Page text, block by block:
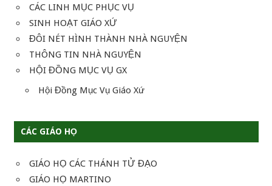
CÁC LINH MỤC PHỤC VỤ
SINH HOẠT GIÁO XỨ
ĐÔI NÉT HÌNH THÀNH NHÀ NGUYỆN
THÔNG TIN NHÀ NGUYỆN
HỘI ĐỒNG MỤC VỤ GX
Hội Đồng Mục Vụ Giáo Xứ
CÁC GIÁO HỌ
GIÁO HỌ CÁC THÁNH TỬ ĐẠO
GIÁO HỌ MARTINO